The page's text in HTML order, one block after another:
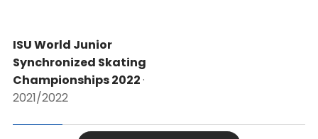
ISU World Junior
Synchronized Skating
Championships 2022·
2021/2022